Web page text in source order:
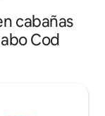
esquina, a la vez
poca distancia en
Atlántico.
cabañas
Cod